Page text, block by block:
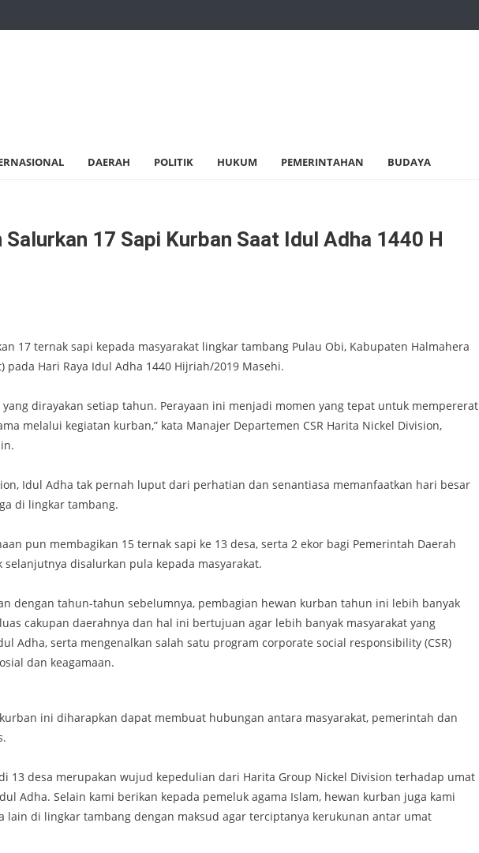
DAERAH POLITIK HUKUM PEMERINTAHAN BUDAYA
17 Sapi Kurban Saat Idul Adha 1440 H
17 ternak sapi kepada masyarakat lingkar tambang Pulau Obi, Kabupaten Halmahera
pada Hari Raya Idul Adha 1440 Hijriah/2019 Masehi.
dirayakan setiap tahun. Perayaan ini menjadi momen yang tepat untuk mempererat
melalui kegiatan kurban,” kata Manajer Departemen CSR Harita Nickel Division,
Idul Adha tak pernah luput dari perhatian dan senantiasa memanfaatkan hari besar
di lingkar tambang.
pun membagikan 15 ternak sapi ke 13 desa, serta 2 ekor bagi Pemerintah Daerah
disalurkan pula kepada masyarakat.
dengan tahun-tahun sebelumnya, pembagian hewan kurban tahun ini lebih banyak
cakupan daerahnya dan hal ini bertujuan agar lebih banyak masyarakat yang
Adha, serta mengenalkan salah satu program corporate social responsibility (CSR)
dan keagamaan.
ini diharapkan dapat membuat hubungan antara masyarakat, pemerintah dan
13 desa merupakan wujud kepedulian dari Harita Group Nickel Division terhadap umat
Adha. Selain kami berikan kepada pemeluk agama Islam, hewan kurban juga kami
lain di lingkar tambang dengan maksud agar terciptanya kerukunan antar umat